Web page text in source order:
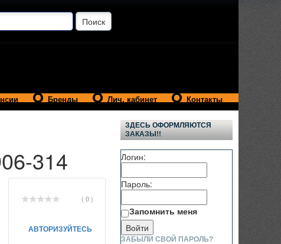
Бренды Лич. кабинет Контакты
314
( 0 )
АВТОРИЗУЙТЕСЬ
ЗДЕСЬ ОФОРМЛЯЮТСЯ
ЗАКАЗЫ!!
Логин:
Пароль:
Запомнить меня
ЗАБЫЛИ СВОЙ ПАРОЛЬ?